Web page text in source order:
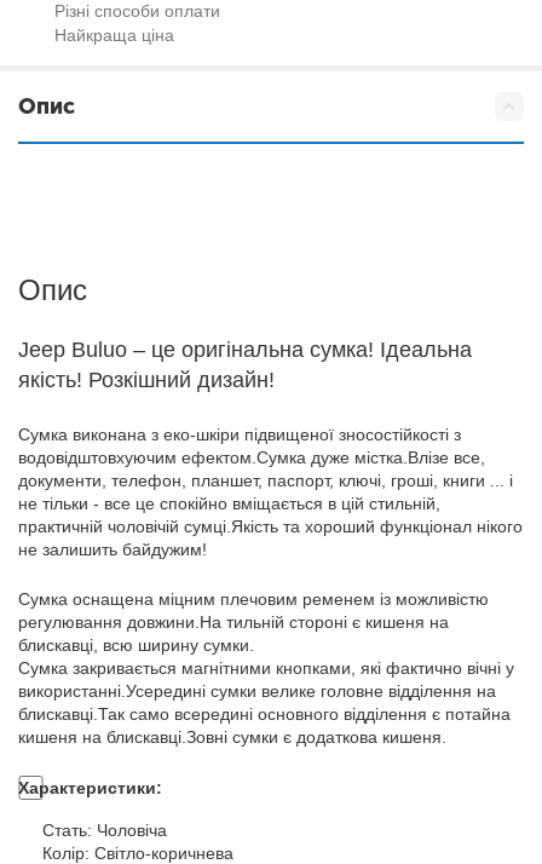
Різні способи оплати
Найкраща ціна
Опис
Опис
Jeep Buluo – це оригінальна сумка! Ідеальна
якість! Розкішний дизайн!
Сумка виконана з еко-шкіри підвищеної зносостійкості з
водовідштовхуючим ефектом.Сумка дуже містка.Влізе все,
документи, телефон, планшет, паспорт, ключі, гроші, книги ... і
не тільки - все це спокійно вміщається в цій стильній,
практичній чоловічій сумці.Якість та хороший функціонал нікого
не залишить байдужим!
Сумка оснащена міцним плечовим ременем із можливістю
регулювання довжини.На тильній стороні є кишеня на
блискавці, всю ширину сумки.
Сумка закривається магнітними кнопками, які фактично вічні у
використанні.Усередині сумки велике головне відділення на
блискавці.Так само всередині основного відділення є потайна
кишеня на блискавці.Зовні сумки є додаткова кишеня.
Характеристики:
Стать: Чоловіча
Колір: Світло-коричнева